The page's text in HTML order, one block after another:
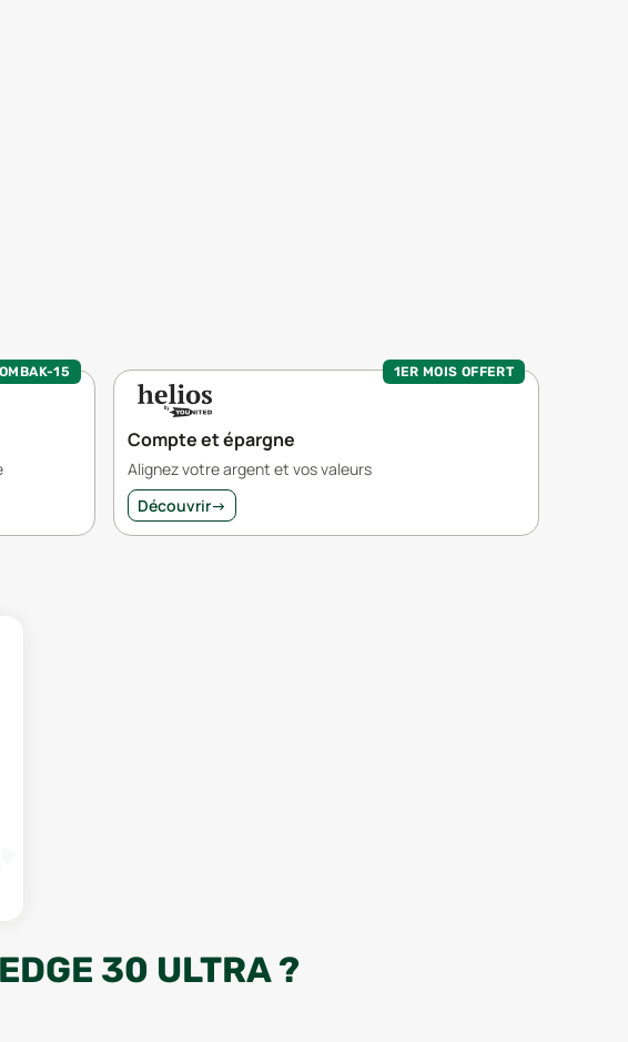
15 1ER MOIS OFFERT
Compte et épargne
Alignez votre argent et vos valeurs
Découvrir→
30 ULTRA ?